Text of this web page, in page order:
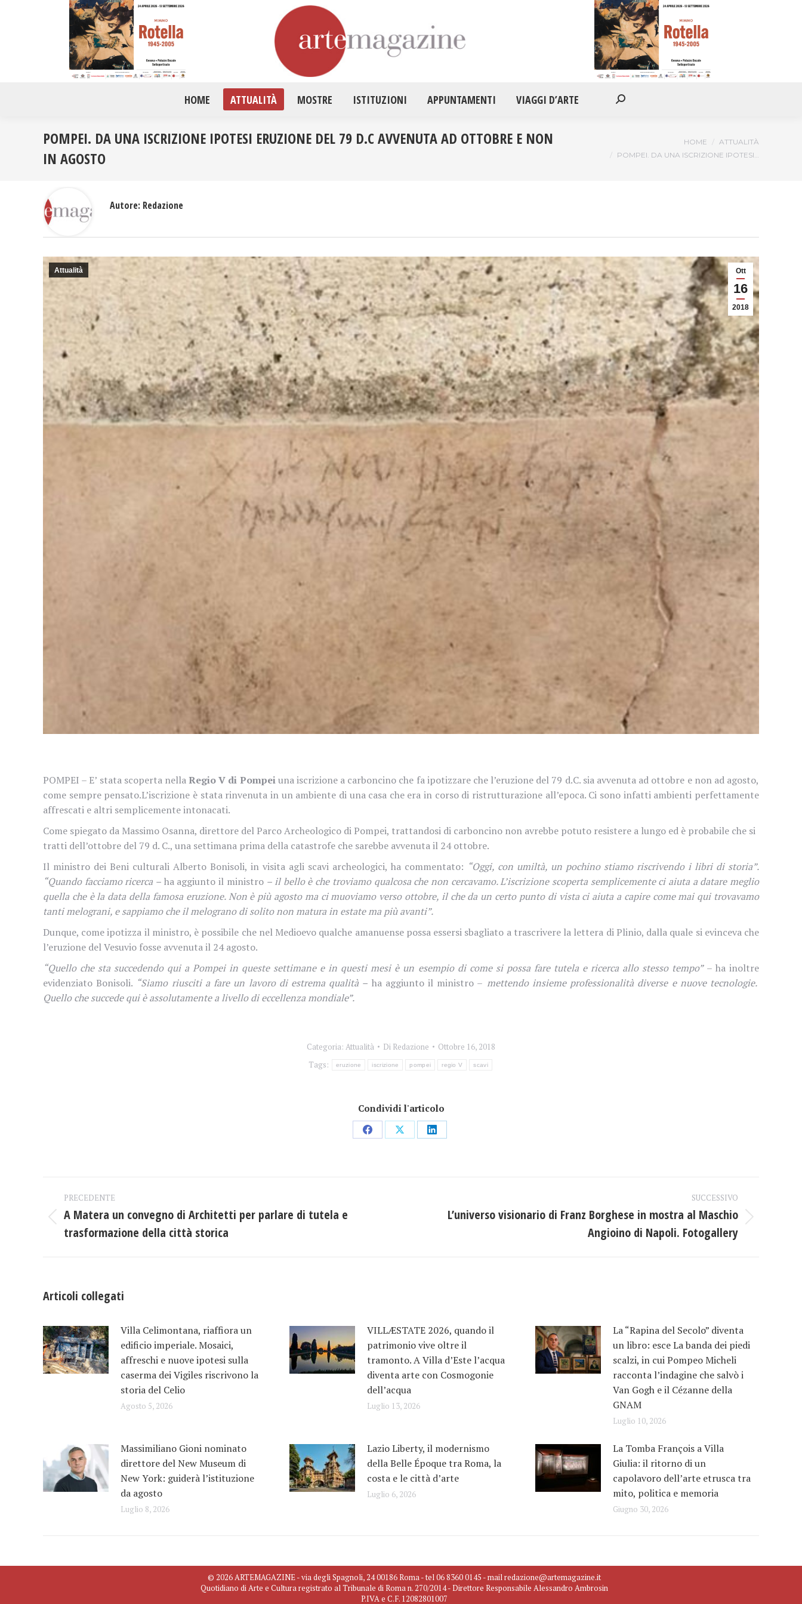
HOME ATTUALITÀ MOSTRE ISTITUZIONI APPUNTAMENTI VIAGGI D’ARTE Cerca:
POMPEI. DA UNA ISCRIZIONE IPOTESI ERUZIONE DEL 79 D.C AVVENUTA AD OTTOBRE E NON
IN AGOSTO
HOME
ATTUALITÀ
POMPEI. DA UNA ISCRIZIONE IPOTESI…
Ott
16
2018
Attualità
POMPEI – E’ stata scoperta nellaRegio V di Pompeiuna iscrizione a carboncino che fa ipotizzare che l’eruzione del 79 d.C. sia avvenuta ad ottobre e non ad agosto,
come sempre pensato.L’iscrizione è stata rinvenuta in un ambiente di una casa che era in corso di ristrutturazione all’epoca. Ci sono infatti ambienti perfettamente
affrescati e altri semplicemente intonacati.
Come spiegato da Massimo Osanna, direttore del Parco Archeologico di Pompei, trattandosi di carboncino non avrebbe potuto resistere a lungo ed è probabile che si
tratti dell’ottobre del 79 d. C., una settimana prima della catastrofe che sarebbe avvenuta il 24 ottobre.
Il ministro dei Beni culturali Alberto Bonisoli, in visita agli scavi archeologici, ha commentato: “Oggi, con umiltà, un pochino stiamo riscrivendo i libri di storia”.
“Quando facciamo ricerca – ha aggiunto il ministro – il bello è che troviamo qualcosa che non cercavamo. L’iscrizione scoperta semplicemente ci aiuta a datare meglio
quella che è la data della famosa eruzione. Non è più agosto ma ci muoviamo verso ottobre, il che da un certo punto di vista ci aiuta a capire come mai qui trovavamo
tanti melograni, e sappiamo che il melograno di solito non matura in estate ma più avanti”.
Dunque, come ipotizza il ministro, è possibile che nel Medioevo qualche amanuense possa essersi sbagliato a trascrivere la lettera di Plinio, dalla quale si evinceva che
l’eruzione del Vesuvio fosse avvenuta il 24 agosto.
“Quello che sta succedendo qui a Pompei in queste settimane e in questi mesi è un esempio di come si possa fare tutela e ricerca allo stesso tempo”– ha inoltre
evidenziato Bonisoli. “Siamo riusciti a fare un lavoro di estrema qualità – ha aggiunto il ministro – mettendo insieme professionalità diverse e nuove tecnologie.
Quello che succede qui è assolutamente a livello di eccellenza mondiale”.
Categoria: Attualità Di Redazione
Ottobre 16, 2018
Tags:
eruzione iscrizione pompei regio V scavi
Condividi l'articolo
CondividiCondividiCondividi
Autore: Redazione
Naviga
tra
PRECEDENTE
Post
precedente:
A Matera un convegno di Architetti per parlare di tutela e
trasformazione della città storica
SUCCESSIVO
Prossimo
L’universo visionario di Franz Borghese in mostra al Maschio
Angioino di Napoli. Fotogallery
Articoli collegati
Villa Celimontana, riaffiora un
edificio imperiale. Mosaici,
affreschi e nuove ipotesi sulla
caserma dei Vigiles riscrivono la
storia del Celio
Agosto 5, 2026
VILLÆSTATE 2026, quando il
patrimonio vive oltre il
tramonto. A Villa d’Este l’acqua
diventa arte con Cosmogonie
dell’acqua
Luglio 13, 2026
La “Rapina del Secolo” diventa
un libro: esce La banda dei piedi
scalzi, in cui Pompeo Micheli
racconta l’indagine che salvò i
Van Gogh e il Cézanne della
GNAM
Luglio 10, 2026
Massimiliano Gioni nominato
direttore del New Museum di
New York: guiderà l’istituzione
da agosto
Luglio 8, 2026
Lazio Liberty, il modernismo
della Belle Époque tra Roma, la
costa e le città d’arte
Luglio 6, 2026
La Tomba François a Villa
Giulia: il ritorno di un
capolavoro dell’arte etrusca tra
mito, politica e memoria
Giugno 30, 2026
© 2026 ARTEMAGAZINE - via degli Spagnoli, 24 00186 Roma - tel 06 8360 0145 - mail redazione@artemagazine.it
Quotidiano di Arte e Cultura registrato al Tribunale di Roma n. 270/2014 - Direttore Responsabile Alessandro Ambrosin
P.IVA e C.F. 12082801007
HOME APPUNTAMENTI VIAGGI D’ARTE